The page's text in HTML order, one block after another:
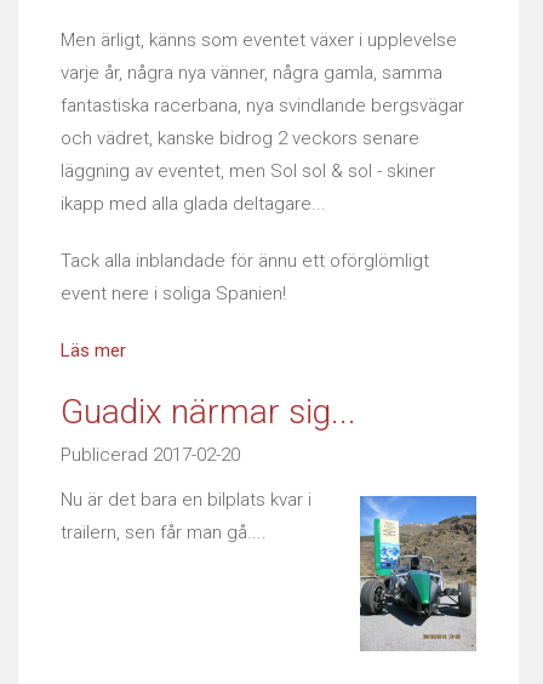
Men ärligt, känns som eventet växer i upplevelse
varje år, några nya vänner, några gamla, samma
fantastiska racerbana, nya svindlande bergsvägar
och vädret, kanske bidrog 2 veckors senare
läggning av eventet, men Sol sol & sol - skiner
ikapp med alla glada deltagare...
Tack alla inblandade för ännu ett oförglömligt
event nere i soliga Spanien!
Läs mer
Guadix närmar sig...
Publicerad 2017-02-20
Nu är det bara en bilplats kvar i
trailern, sen får man gå....